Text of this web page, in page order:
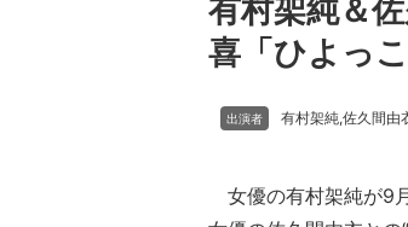
有村架純＆
喜「ひよっ
有村架純,佐久間由
女優の有村架純が9